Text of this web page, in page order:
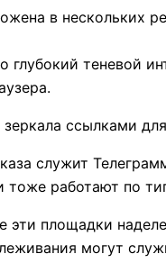
в нескольких
глубокий теневой
ссылками
служит
работают по
эти площадки
могут